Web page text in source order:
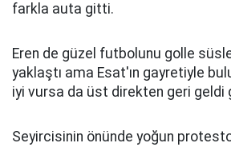
farkla auta gitti.
Eren de güzel futbolunu golle
yaklaştı ama Esat'ın gayretiyle
iyi vursa da üst direkten geri geldi
Seyircisinin önünde yoğun